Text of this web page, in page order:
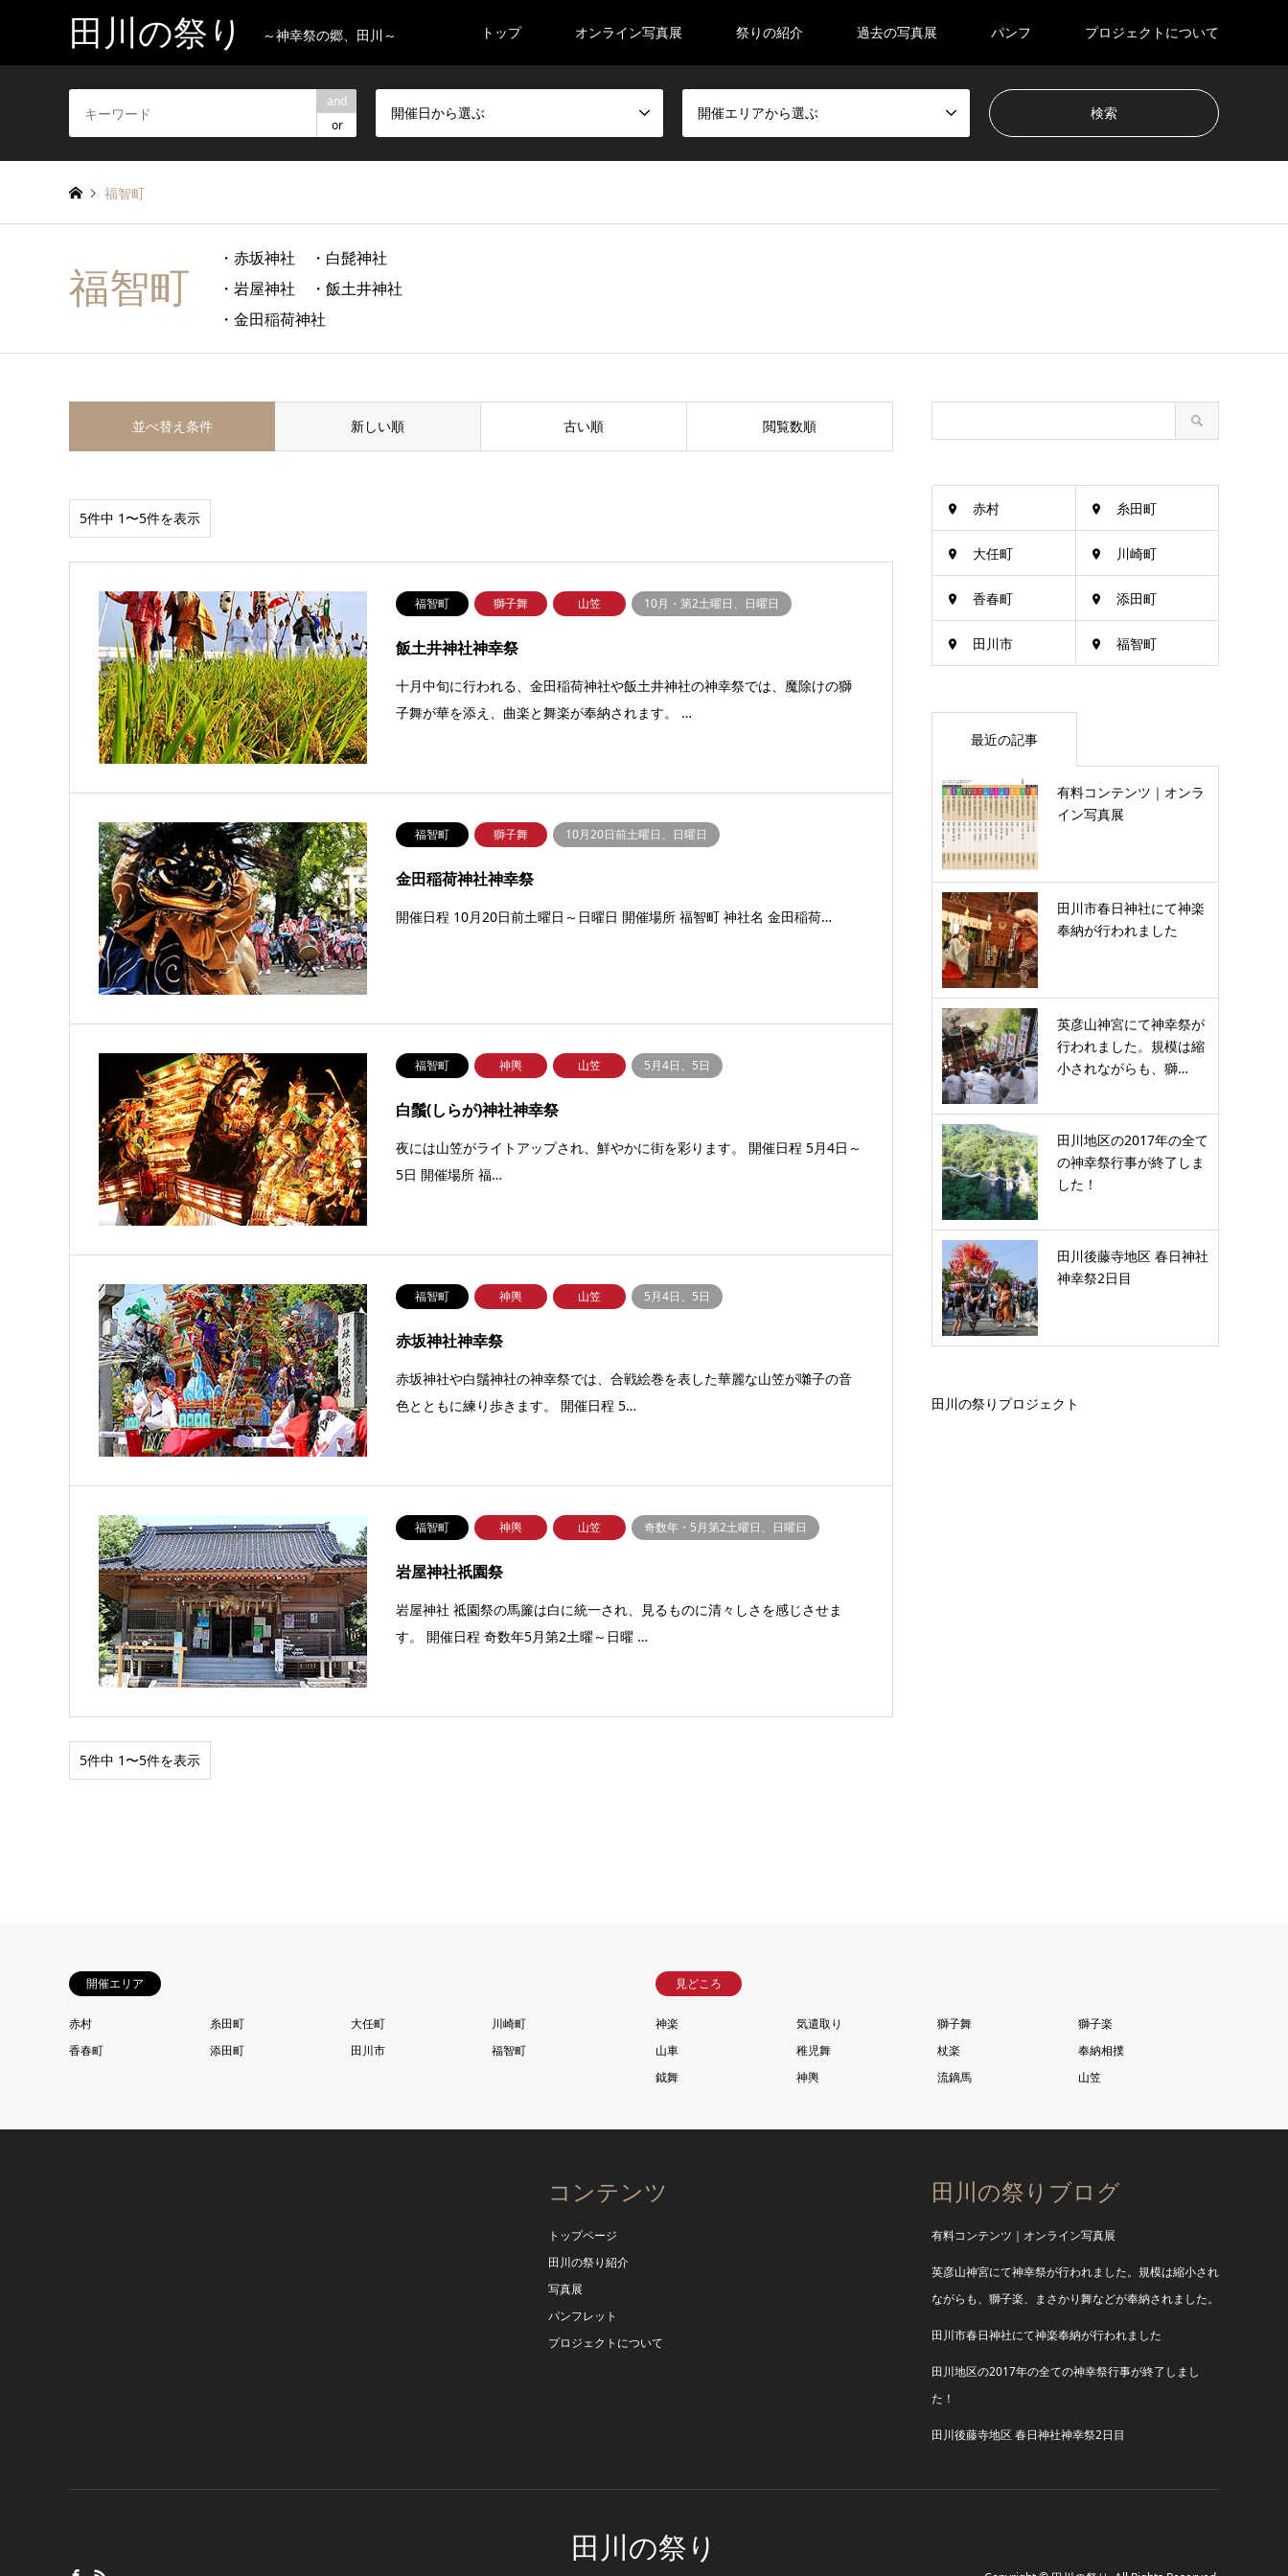
田川の祭り ～神幸祭の郷、田川～ トップ オンライン写真展 祭りの紹介 過去の写真展 パンフ プロジェクトについて
and
or
開催日から選ぶ 開催エリアから選ぶ
福智町
福智町
・赤坂神社 ・白髭神社
・岩屋神社 ・飯土井神社
・金田稲荷神社
並べ替え条件 新しい順 古い順 閲覧数順
5件中 1〜5件を表示
福智町 獅子舞 山笠 10月・第2土曜日、日曜日
飯土井神社神幸祭
十月中旬に行われる、金田稲荷神社や飯土井神社の神幸祭では、魔除けの獅
子舞が華を添え、曲楽と舞楽が奉納されます。 …
福智町 獅子舞 10月20日前土曜日、日曜日
金田稲荷神社神幸祭
開催日程 10月20日前土曜日～日曜日 開催場所 福智町 神社名 金田稲荷…
福智町 神輿 山笠 5月4日、5日
白鬚(しらが)神社神幸祭
夜には山笠がライトアップされ、鮮やかに街を彩ります。 開催日程 5月4日～
5日 開催場所 福…
福智町 神輿 山笠 5月4日、5日
赤坂神社神幸祭
赤坂神社や白鬚神社の神幸祭では、合戦絵巻を表した華麗な山笠が囃子の音
色とともに練り歩きます。 開催日程 5…
福智町 神輿 山笠 奇数年・5月第2土曜日、日曜日
岩屋神社祇園祭
岩屋神社 祗園祭の馬簾は白に統一され、見るものに清々しさを感じさせま
す。 開催日程 奇数年5月第2土曜～日曜 …
5件中 1〜5件を表示
赤村 糸田町
大任町 川崎町
香春町 添田町
田川市 福智町
最近の記事
有料コンテンツ｜オンラ
イン写真展
田川市春日神社にて神楽
奉納が行われました
英彦山神宮にて神幸祭が
行われました。規模は縮
小されながらも、獅…
田川地区の2017年の全て
の神幸祭行事が終了しま
した！
田川後藤寺地区 春日神社
神幸祭2日目
田川の祭りプロジェクト
開催エリア
赤村 糸田町 大任町
川崎町
香春町
添田町 田川市 福智町
見どころ
神楽 気遣取り 獅子舞
獅子楽
山車
稚児舞 杖楽
奉納相撲
鉞舞
神輿 流鏑馬 山笠
コンテンツ
トップページ
田川の祭り紹介
写真展
パンフレット
プロジェクトについて
田川の祭りブログ
有料コンテンツ｜オンライン写真展
英彦山神宮にて神幸祭が行われました。規模は縮小され
ながらも、獅子楽、まさかり舞などが奉納されました。
田川市春日神社にて神楽奉納が行われました
田川地区の2017年の全ての神幸祭行事が終了しまし
た！
田川後藤寺地区 春日神社神幸祭2日目
田川の祭り